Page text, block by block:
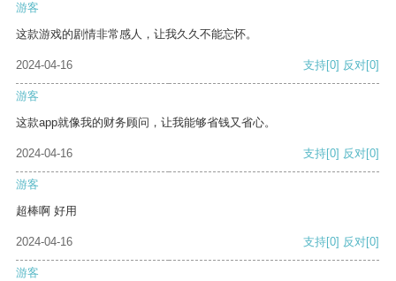
游客
这款游戏的剧情非常感人，让我久久不能忘怀。
2024-04-16 支持[0] 反对[0]
游客
这款app就像我的财务顾问，让我能够省钱又省心。
2024-04-16 支持[0] 反对[0]
游客
超棒啊 好用
2024-04-16 支持[0] 反对[0]
游客